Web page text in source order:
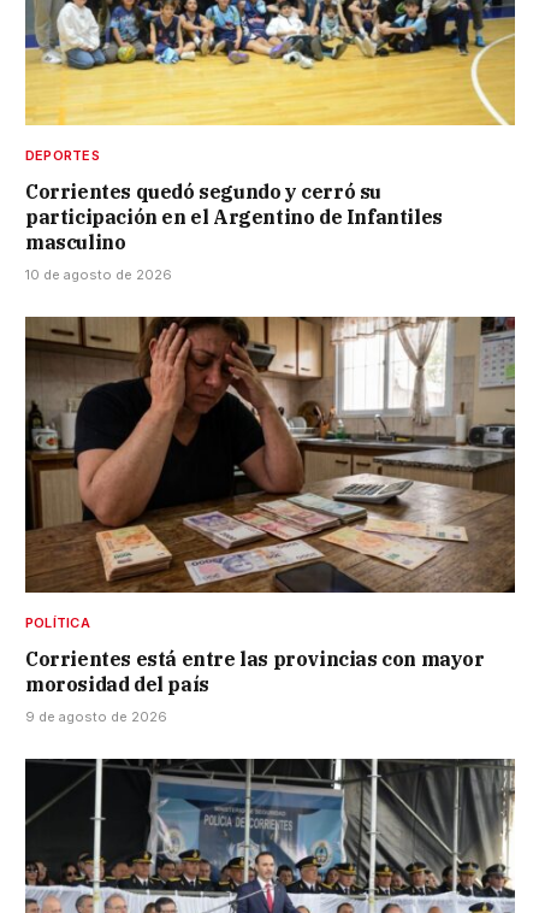
DEPORTES
Corrientes quedó segundo y cerró su
participación en el Argentino de Infantiles
masculino
10 de agosto de 2026
POLÍTICA
Corrientes está entre las provincias con mayor
morosidad del país
9 de agosto de 2026